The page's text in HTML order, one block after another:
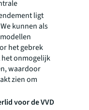
ligt
kunnen als
het gebrek
onmogelijk
waardoor
zien om
voor de VVD